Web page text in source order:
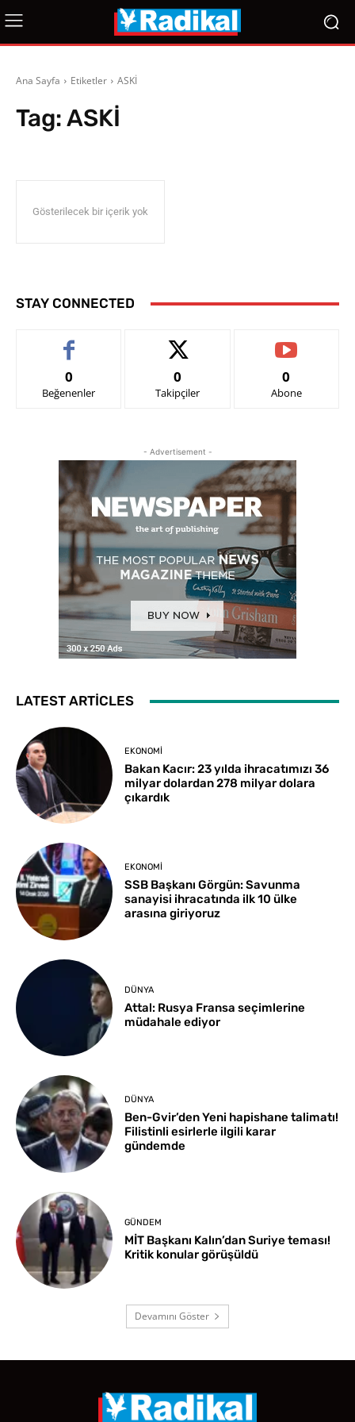
Ana Sayfa Etiketler ASKİ
Tag:ASKİ
Gösterilecek bir içerik yok
STAY CONNECTED
0
Beğenenler
0
Takipçiler
0
Abone
- Advertisement -
LATEST ARTICLES
EKONOMI
Bakan Kacır: 23 yılda ihracatımızı 36
milyar dolardan 278 milyar dolara
çıkardık
EKONOMI
SSB Başkanı Görgün: Savunma
sanayisi ihracatında ilk 10 ülke
arasına giriyoruz
DÜNYA
Attal: Rusya Fransa seçimlerine
müdahale ediyor
DÜNYA
Ben-Gvir’den Yeni hapishane talimatı!
Filistinli esirlerle ilgili karar
gündemde
GÜNDEM
MİT Başkanı Kalın’dan Suriye teması!
Kritik konular görüşüldü
Devamını Göster